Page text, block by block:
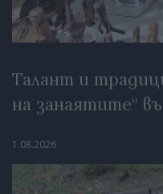
Талант и
на занаятите“
1.08.2026